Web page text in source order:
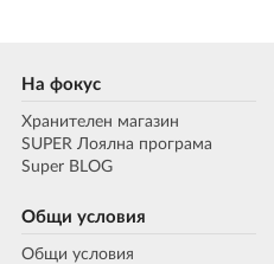
На фокус
Хранителен магазин
SUPER Лоялна програма
Super BLOG
Общи условия
Общи условия